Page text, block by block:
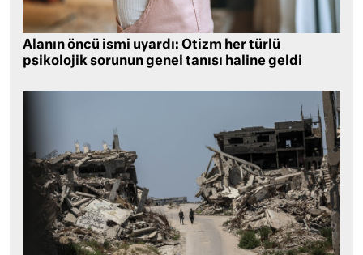
Alanın öncü ismi uyardı: Otizm her türlü
psikolojik sorunun genel tanısı haline geldi